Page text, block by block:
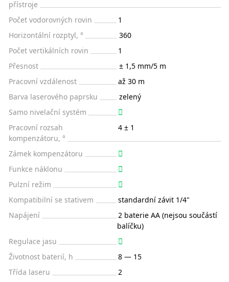
přístroje
Počet vodorovných rovin
1
Horizontální rozptyl, °
360
Počet vertikálních rovin
1
Přesnost
± 1,5 mm/5 m
Pracovní vzdálenost
až 30 m
Barva laserového paprsku
zelený
Samo nivelační systém
Pracovní rozsah
kompenzátoru, °
4 ± 1
Zámek kompenzátoru
Funkce náklonu
Pulzní režim
Kompatibilní se stativem
standardní závit 1/4"
Napájení
2 baterie AA (nejsou součástí
balíčku)
Regulace jasu
Životnost baterií, h
8 — 15
Třída laseru
2